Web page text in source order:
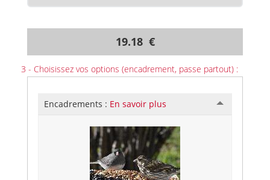
19.18 €
3 - Choisissez vos options (encadrement, passe partout) :
Encadrements : En savoir plus